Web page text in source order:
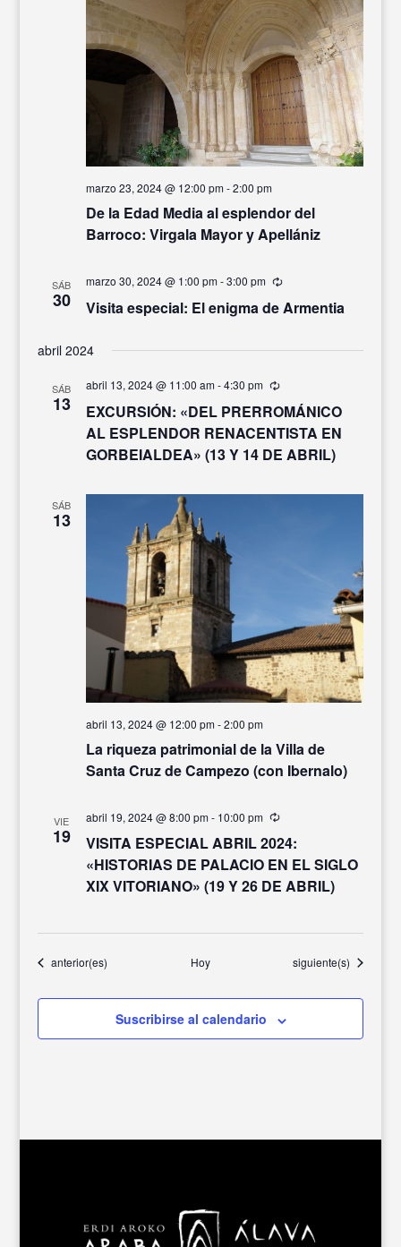
De la Edad Media al esplendor del
Barroco: Virgala Mayor y Apellániz
marzo 23, 2024 @ 12:00 pm-2:00 pm
SÁB
30 Visita especial: El enigma de Armentia
marzo 30, 2024 @ 1:00 pm-3:00 pm Recurrente
abril 2024
SÁB
13
EXCURSIÓN: «DEL PRERROMÁNICO
AL ESPLENDOR RENACENTISTA EN
GORBEIALDEA» (13 Y 14 DE ABRIL)
abril 13, 2024 @ 11:00 am-4:30 pm Recurrente
SÁB
13
La riqueza patrimonial de la Villa de
Santa Cruz de Campezo (con Ibernalo)
abril 13, 2024 @ 12:00 pm-2:00 pm
VIE
19
VISITA ESPECIAL ABRIL 2024:
«HISTORIAS DE PALACIO EN EL SIGLO
XIX VITORIANO» (19 Y 26 DE ABRIL)
abril 19, 2024 @ 8:00 pm- 10:00 pm Recurrente
Eventos
anterior(es) Hoy Eventos
siguiente(s)
Suscribirse al calendario